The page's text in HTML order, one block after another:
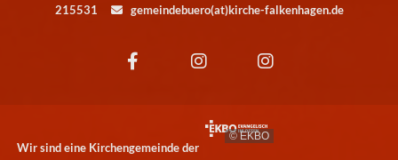
215531
gemeindebuero(at)kirche-falkenhagen.de
Wir sind eine Kirchengemeinde der
© EKBO